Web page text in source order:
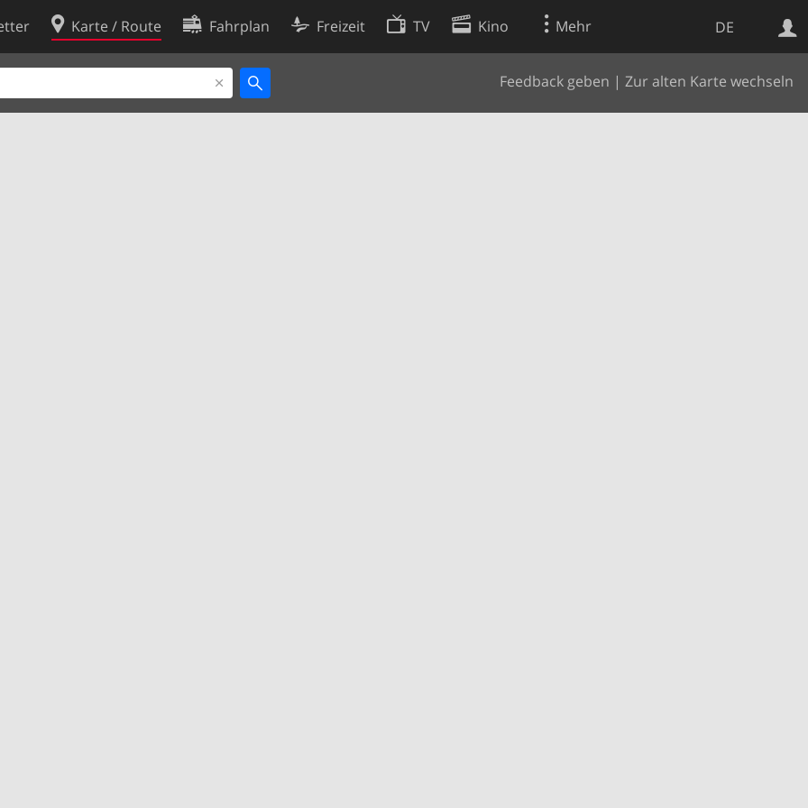
DE
Karte / Route Fahrplan Freizeit TV Kino Mehr
Feedback geben | Zur alten Karte wechseln
Websuche
Cookie-Richtlinie
Cookie-Einstellungen